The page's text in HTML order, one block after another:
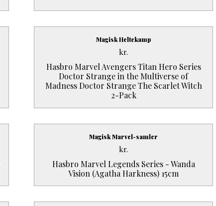
Magisk Heltekamp
Hasbro Marvel Avengers Titan Hero Series
Doctor Strange in the Multiverse of
Madness Doctor Strange The Scarlet Witch
2-Pack
kr.
Magisk Marvel-samler
Hasbro Marvel Legends Series - Wanda
Vision (Agatha Harkness) 15cm
kr.